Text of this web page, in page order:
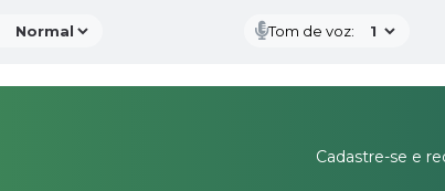
Tom de voz:
Cadastre-se e